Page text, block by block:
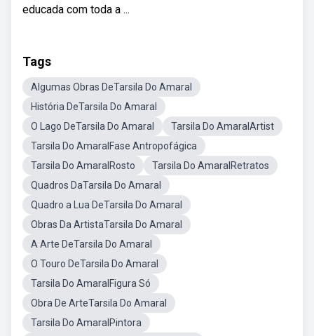
educada com toda a ...
Tags
Algumas Obras DeTarsila Do Amaral
História DeTarsila Do Amaral
O Lago DeTarsila Do Amaral
Tarsila Do AmaralArtist
Tarsila Do AmaralFase Antropofágica
Tarsila Do AmaralRosto
Tarsila Do AmaralRetratos
Quadros DaTarsila Do Amaral
Quadro a Lua DeTarsila Do Amaral
Obras Da ArtistaTarsila Do Amaral
A Arte DeTarsila Do Amaral
O Touro DeTarsila Do Amaral
Tarsila Do AmaralFigura Só
Obra De ArteTarsila Do Amaral
Tarsila Do AmaralPintora